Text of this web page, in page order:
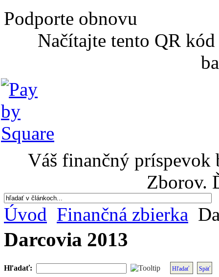
Podporte obnovu
Načítajte tento QR
Váš finančný príspevok
Zborov.
Úvod Finančná zbierka
Darcovia 2013
Hľadať: Hľadať Späť